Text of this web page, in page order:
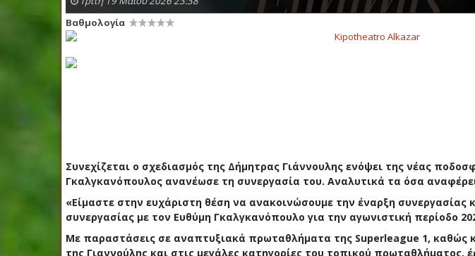
Βαθμολογία
Συνεχίζεται ο σχεδιασμός της Δήμητρας Γιάννουλης ενόψει της νέας
Γκαλγκανόπουλος ανανέωσε τη συνεργασία του. Αναλυτικά τα όσα
«Είμαστε στην ευχάριστη θέση να ανακοινώσουμε την έναρξη
συνεργασίας με τον Ευθύμη Γκαλγκανόπουλο για την αγωνιστική περίοδο
Με παραστάσεις σε αναπτυξιακά πρωταθλήματα της Superleague 1, καθώς
της Γιαννούλης και στις μεγάλες κατηγορίες του τοπικού